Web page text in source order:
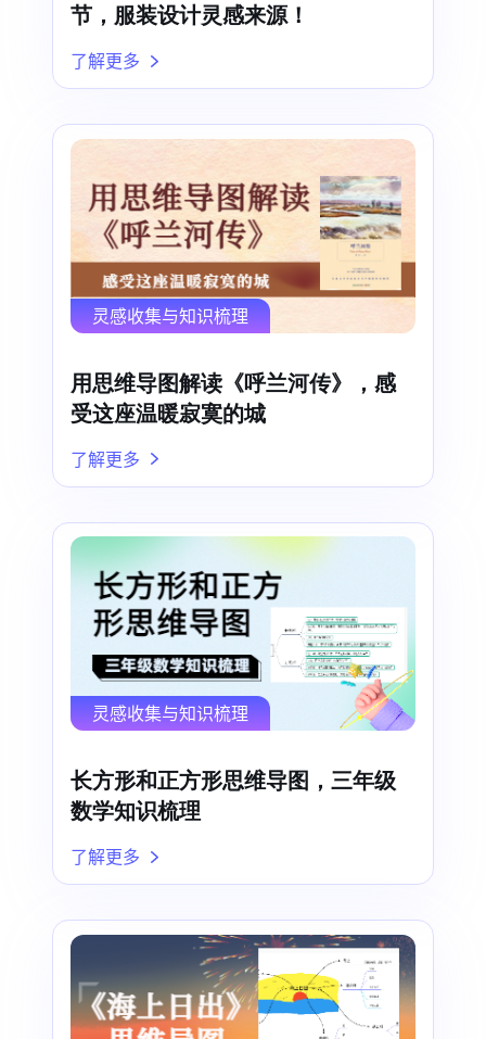
节，服装设计灵感来源！
了解更多
灵感收集与知识梳理
用思维导图解读《呼兰河传》，感
受这座温暖寂寞的城
了解更多
灵感收集与知识梳理
长方形和正方形思维导图，三年级
数学知识梳理
了解更多